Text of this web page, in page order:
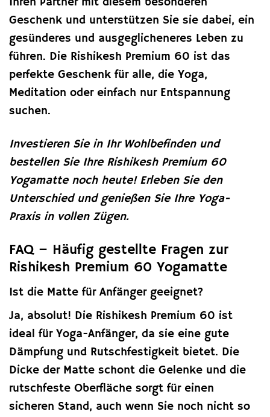
Geschenk und unterstützen Sie sie dabei, ein
gesünderes und ausgeglicheneres Leben zu
führen. Die Rishikesh Premium 60 ist das
perfekte Geschenk für alle, die Yoga,
Meditation oder einfach nur Entspannung
suchen.
Investieren Sie in Ihr Wohlbefinden und
bestellen Sie Ihre Rishikesh Premium 60
Yogamatte noch heute! Erleben Sie den
Unterschied und genießen Sie Ihre Yoga-
Praxis in vollen Zügen.
FAQ – Häufig gestellte Fragen zur
Rishikesh Premium 60 Yogamatte
Ist die Matte für Anfänger geeignet?
Ja, absolut! Die Rishikesh Premium 60 ist
ideal für Yoga-Anfänger, da sie eine gute
Dämpfung und Rutschfestigkeit bietet. Die
Dicke der Matte schont die Gelenke und die
rutschfeste Oberfläche sorgt für einen
sicheren Stand, auch wenn Sie noch nicht so